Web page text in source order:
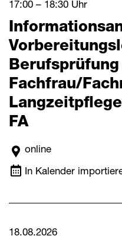
17:00 – 18:30 Uhr
Berufsprüfung
Fachfrau/
FA
online
In Kalender
18.08.2026